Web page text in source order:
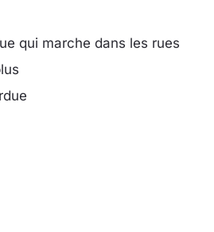
qui marche dans les rues